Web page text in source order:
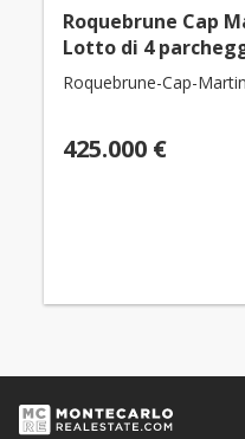
Roquebrune Cap
Lotto di 4
Roquebrune-Cap-
425.000 €